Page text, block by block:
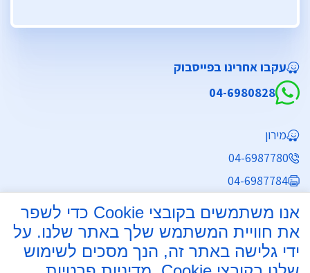
עקבו אחרינו בפייסבוק
04-6980828
מירון
04-6987780
04-6987784
שעות פעילות מזכירות:
שעות פעילות : בימים א'-ה' בין השעות 8:00-15:00
אנו משתמשים בקובצי Cookie כדי לשפר
את חוויית המשתמש שלך באתר שלנו. על
ידי גלישה באתר זה, הנך מסכים לשימוש